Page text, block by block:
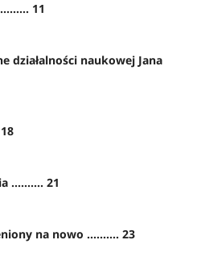
11
działalności naukowej Jana
.......... 21
na nowo .......... 23